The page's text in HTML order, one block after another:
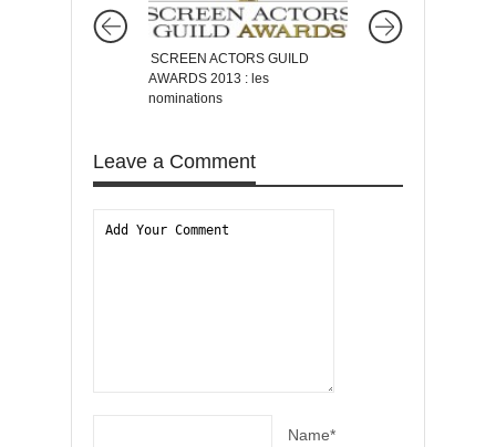
SCREEN ACTORS GUILD
AWARDS 2013 : les
nominations
Leave a Comment
Name*